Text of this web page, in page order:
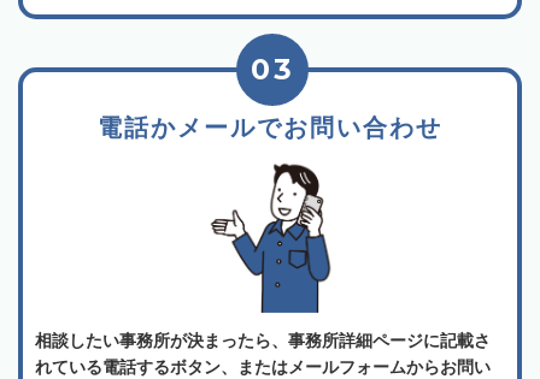
電話かメールでお問い合わせ
03
相談したい事務所が決まったら、事務所詳細ページに記載さ
れている電話するボタン、またはメールフォームからお問い